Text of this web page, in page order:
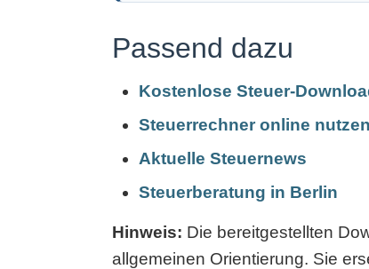
Passend dazu
Kostenlose Steuer-
Steuerrechner online nutzen
Aktuelle Steuernews
Steuerberatung in Berlin
Hinweis: Die bereitgestellten
allgemeinen Orientierung. Sie